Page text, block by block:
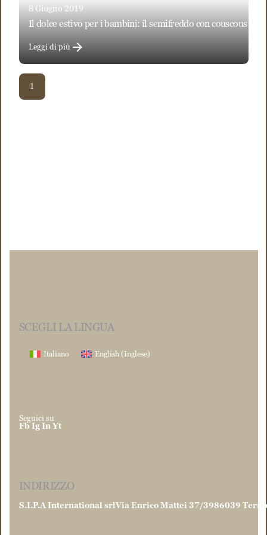
8 Giugno 2019
il dolce estivo per i bambini: il semifreddo con couscous
Leggi di più
1
SCEGLI LA LINGUA
Italiano English (Inglese )
Seguici su
Fb IgInYt
INDIRIZZO
S.I.P.A International srlVia Enrico Mattei 37/3986039